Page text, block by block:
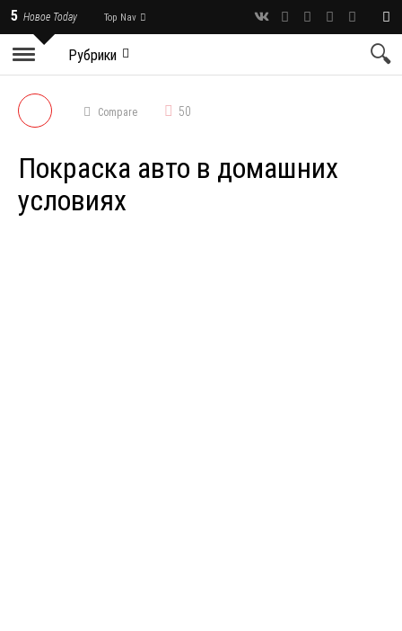
5 Новое Today Top Nav
Рубрики
Compare 50
Покраска авто в домашних
условиях